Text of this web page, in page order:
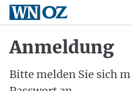
Anmeldung
Bitte melden Sie sich